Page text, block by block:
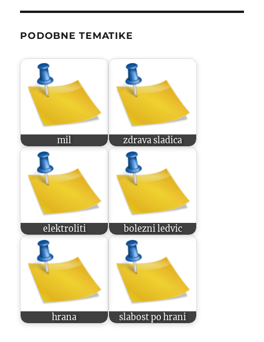
PODOBNE TEMATIKE
mil zdrava sladica
elektroliti bolezni ledvic
hrana slabost po hrani